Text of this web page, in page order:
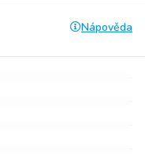
Nápověda